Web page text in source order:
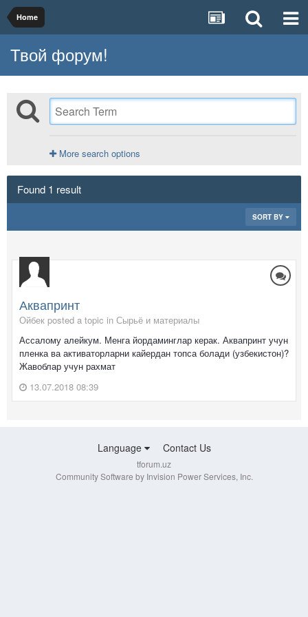
Home
Твой форум!
More search options
Found 1 result
SORT BY
Аквапринт
Ойбек posted a topic in Сырьё и материалы
Ассалому алейкум. Менга йордаминглар керак. Аквапринт учун
пленка ва активаторларни кайердан топса болади (узбекистон)?
Жавоблар учун рахмат
13.07.2018 08:39
Language Contact Us
tforum.uz
Community Software by Invision Power Services, Inc.